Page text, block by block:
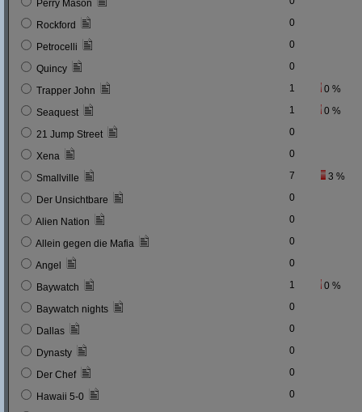
Perry Mason
Rockford 0
Petrocelli 0
Quincy 0
Trapper John 1 0 %
Seaquest 1 0 %
21 Jump Street 0
Xena 0
Smallville 7 3 %
Der Unsichtbare 0
Alien Nation 0
Allein gegen die Mafia 0
Angel 0
Baywatch 1 0 %
Baywatch nights 0
Dallas 0
Dynasty 0
Der Chef 0
Hawaii 5-0 0